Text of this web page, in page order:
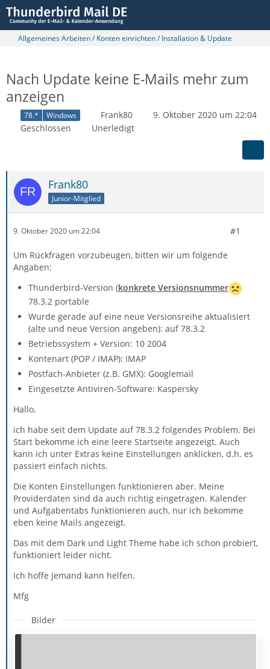
Allgemeines Arbeiten / Konten einrichten / Installation & Update
Nach Update keine E-Mails mehr zum
anzeigen
78.* Windows Frank80
9. Oktober 2020 um 22:04
Geschlossen
Unerledigt
Frank80
Junior-Mitglied
9. Oktober 2020 um 22:04 #1
Um Rückfragen vorzubeugen, bitten wir um folgende
Angaben:
Thunderbird-Version (konkrete Versionsnummer
78.3.2 portable
Wurde gerade auf eine neue Versionsreihe aktualisiert
(alte und neue Version angeben): auf 78.3.2
Betriebssystem + Version: 10 2004
Kontenart (POP / IMAP): IMAP
Postfach-Anbieter (z.B. GMX): Googlemail
Eingesetzte Antiviren-Software: Kaspersky
Hallo,
ich habe seit dem Update auf 78.3.2 folgendes Problem. Bei
Start bekomme ich eine leere Startseite angezeigt. Auch
kann ich unter Extras keine Einstellungen anklicken, d.h. es
passiert einfach nichts.
Die Konten Einstellungen funktionieren aber. Meine
Providerdaten sind da auch richtig eingetragen. Kalender
und Aufgabentabs funktionieren auch, nur ich bekomme
eben keine Mails angezeigt.
Das mit dem Dark und Light Theme habe ich schon probiert,
funktioniert leider nicht.
Ich hoffe jemand kann helfen.
Mfg
Bilder